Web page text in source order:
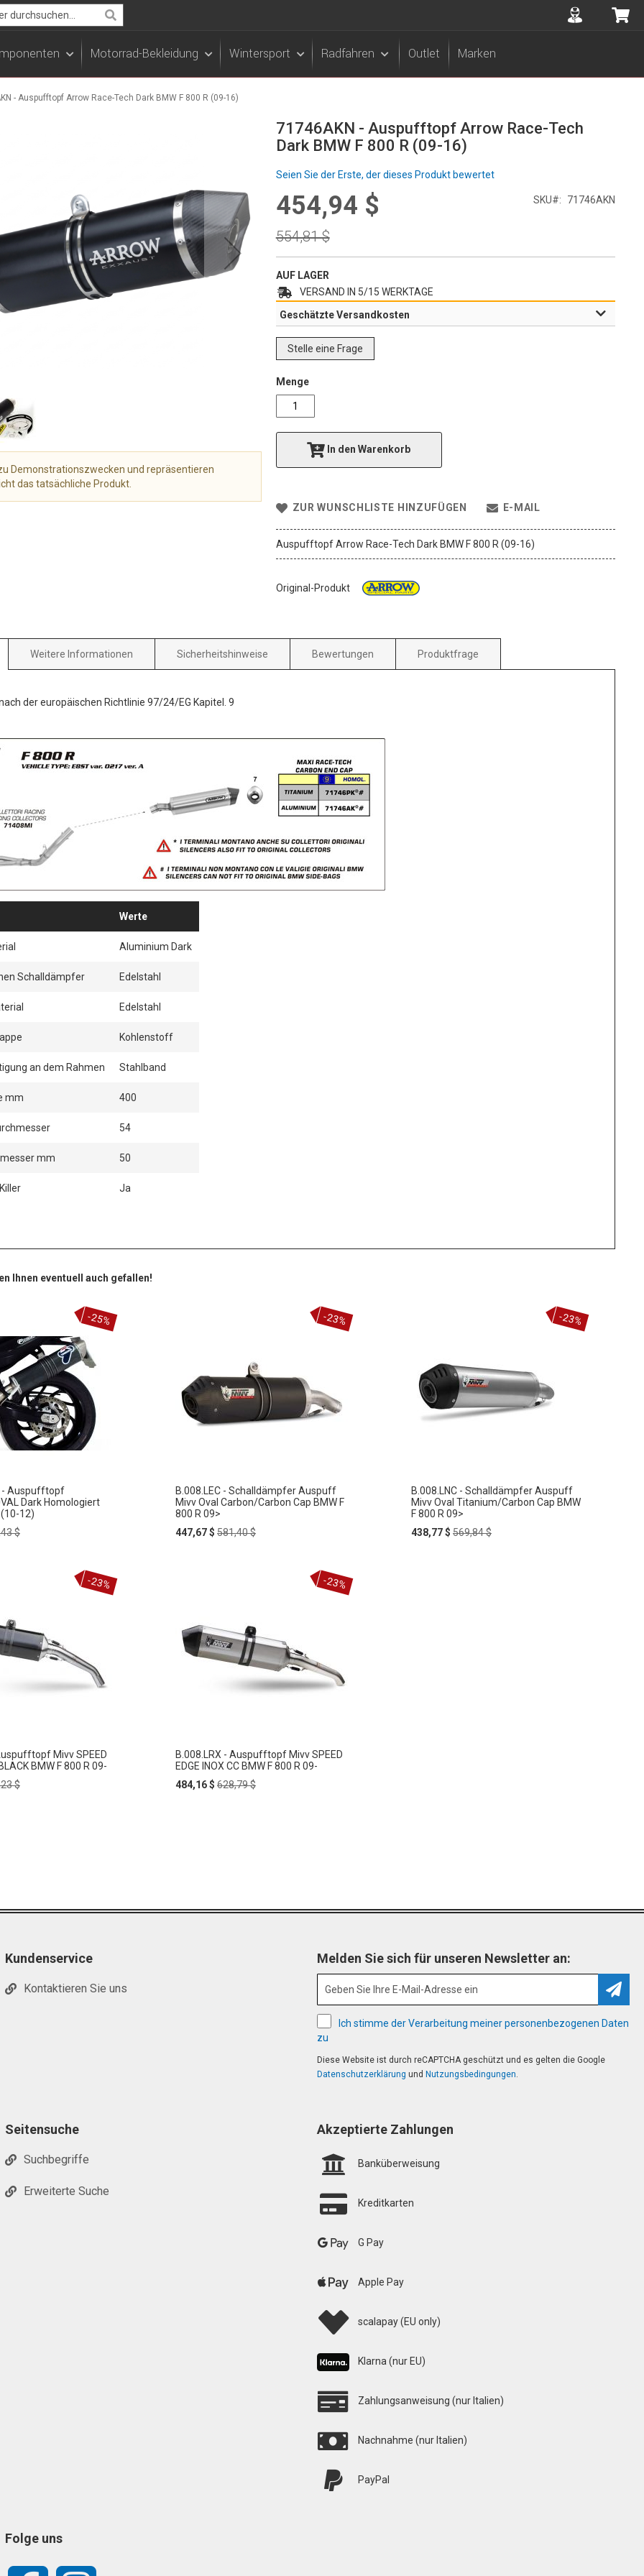
Accuont
Motorrad-Bekleidung Wintersport Radfahren Outlet Marken
- Auspufftopf Arrow Race-Tech Dark BMW F 800 R (09-16)
71746AKN - Auspufftopf Arrow Race-Tech
Dark BMW F 800 R (09-16)
Seien Sie der Erste, der dieses Produkt bewertet
Special
454,94 $
Regular
Price
554,81 $
SKU 71746AKN
AUF LAGER
VERSAND IN 5/15 WERKTAGE
Geschätzte Versandkosten
Stelle eine Frage
Menge
In den Warenkorb
ZUR WUNSCHLISTE HINZUFÜGEN E-MAIL
Auspufftopf Arrow Race-Tech Dark BMW F 800 R (09-16)
Original-Produkt
Demonstrationszwecken und repräsentieren
das tatsächliche Produkt.
der europäischen Richtlinie 97/24/EG Kapitel. 9
Werte
Aluminium Dark
Schalldämpfer Edelstahl
Edelstahl
Kohlenstoff
an dem Rahmen Stahlband
mm 400
54
mm 50
Ja
Weitere Informationen Sicherheitshinweise Bewertungen Produktfrage
Ihnen eventuell auch gefallen!
- Auspufftopf
Dark Homologiert
(10-12)
$
-25%
B.008.LEC - Schalldämpfer Auspuff
Mivv Oval Carbon/Carbon Cap BMW F
800 R 09>
Special
447,67 $ Regular
581,40 $
-23%
B.008.LNC - Schalldämpfer Auspuff
Mivv Oval Titanium/Carbon Cap BMW
F 800 R 09>
Special
438,77 $ Regular
569,84 $
-23%
Mivv SPEED
BMW F 800 R 09-
$
-23%
B.008.LRX - Auspufftopf Mivv SPEED
EDGE INOX CC BMW F 800 R 09-
Special
484,16 $ Regular
628,79 $
-23%
Melden Sie sich für unseren Newsletter an:
Ich stimme der Verarbeitung meiner personenbezogenen Daten
zu
Diese Website ist durch reCAPTCHA geschützt und es gelten die Google
Datenschutzerklärung und Nutzungsbedingungen.
Kundenservice
Kontaktieren Sie uns
Seitensuche
Suchbegriffe
Erweiterte Suche
Akzeptierte Zahlungen
Banküberweisung
Kreditkarten
G Pay
Apple Pay
scalapay (EU only)
Klarna (nur EU)
Zahlungsanweisung (nur Italien)
Nachnahme (nur Italien)
PayPal
Folge uns